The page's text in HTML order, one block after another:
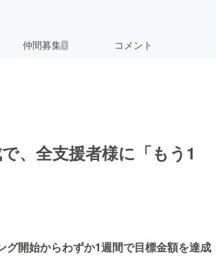
仲間募集 1 コメント
、全支援者様に「もう1
開始からわずか1週間で目標金額を達成